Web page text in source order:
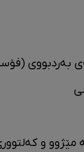
بەردبووی
مێژوو و